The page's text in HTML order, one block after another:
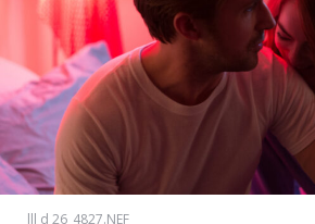
lll d 26_4827.NEF